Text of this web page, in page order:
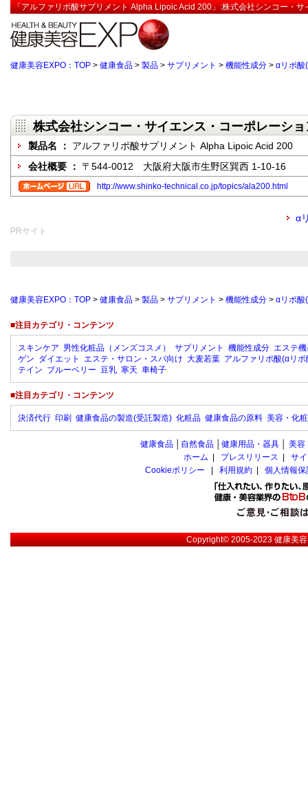
「アルファリポ酸サプリメント Alpha Lipoic Acid 200」:株式会社シンコー・
健康美容EXPO：TOP > 健康食品 > 製品 > サプリメント > 機能性成分 > αリポ酸
株式会社シンコー・サイエンス・コーポレーショ
製品名 ： アルファリポ酸サプリメント Alpha Lipoic Acid 200
会社概要 ： 〒544-0012 大阪府大阪市生野区巽西 1-10-16
http://www.shinko-technical.co.jp/topics/ala200.html
α
PRサイト
健康美容EXPO：TOP > 健康食品 > 製品 > サプリメント > 機能性成分 > αリポ酸
■注目カテゴリ・コンテンツ
スキンケア 男性化粧品（メンズコスメ） サプリメント 機能性成分 エステ
ゲン ダイエット エステ・サロン・スパ向け 大麦若葉 アルファリポ酸(αリポ
テイン ブルーベリー 豆乳 寒天 車椅子
■注目カテゴリ・コンテンツ
決済代行 印刷 健康食品の製造(受託製造) 化粧品 健康食品の原料 美容・化
健康食品 自然食品 健康用品・器具 美容
ホーム
プレスリリース
サ
Cookieポリシー
利用規約 個人情報
Copyright© 2005-2023健康美